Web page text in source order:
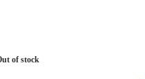
of stock